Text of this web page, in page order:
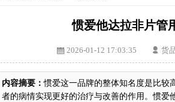
惯爱他达拉非片管
2026-01-12 17:03:35 货
内容摘要：惯爱这一品牌的整体知名度是比较
者的病情实现更好的治疗与改善的作用。惯爱